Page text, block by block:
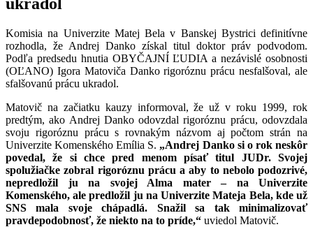
Komisia na Univerzite Matej Bela v Banskej Bystrici definitívne
rozhodla, že Andrej Danko získal titul doktor práv podvodom.
Podľa predsedu hnutia OBYČAJNÍ ĽUDIA a nezávislé osobnosti
(OĽANO) Igora Matoviča Danko rigoróznu prácu nesfalšoval, ale
sfalšovanú prácu ukradol.
Matovič na začiatku kauzy informoval, že už v roku 1999, rok
predtým, ako Andrej Danko odovzdal rigoróznu prácu, odovzdala
svoju rigoróznu prácu s rovnakým názvom aj počtom strán na
Univerzite Komenského Emília S. „Andrej Danko si o rok neskôr
povedal, že si chce pred menom písať titul JUDr. Svojej
spolužiačke zobral rigoróznu prácu a aby to nebolo podozrivé,
nepredložil ju na svojej Alma mater – na Univerzite
Komenského, ale predložil ju na Univerzite Mateja Bela, kde už
SNS mala svoje chápadlá. Snažil sa tak minimalizovať
pravdepodobnosť, že niekto na to príde,“ uviedol Matovič.